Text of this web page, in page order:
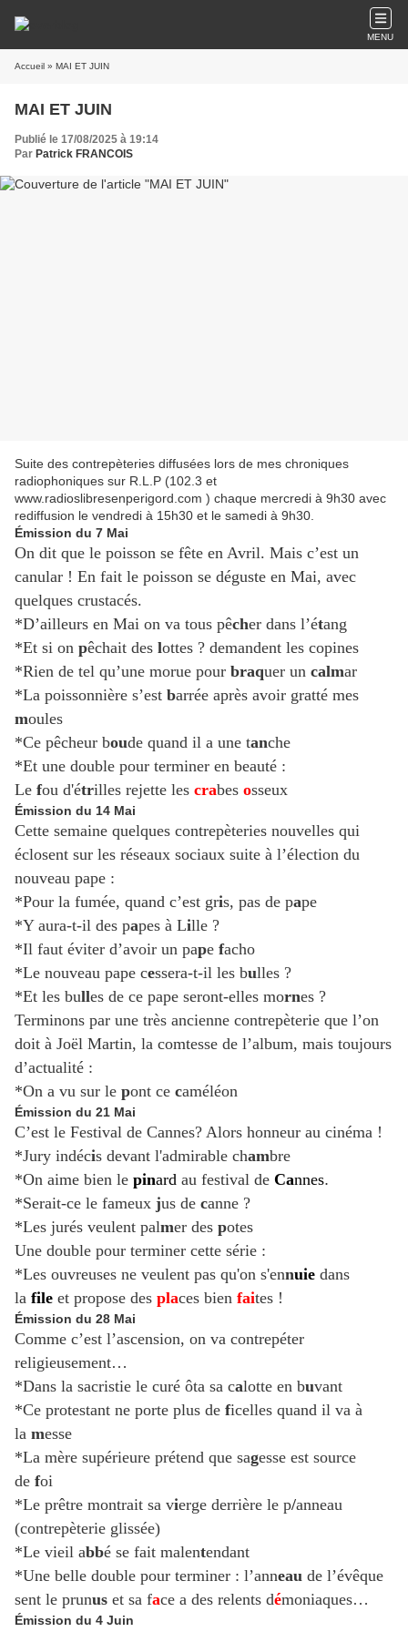
MENU
Accueil » MAI ET JUIN
MAI ET JUIN
Publié le 17/08/2025 à 19:14
Par Patrick FRANCOIS
Suite des contrepèteries diffusées lors de mes chroniques
radiophoniques sur R.L.P (102.3 et
www.radioslibresenperigord.com ) chaque mercredi à 9h30 avec
rediffusion le vendredi à 15h30 et le samedi à 9h30.
Émission du 7 Mai
On dit que le poisson se fête en Avril. Mais c’est un
canular ! En fait le poisson se déguste en Mai, avec
quelques crustacés.
*D’ailleurs en Mai on va tous pêcher dans l’étang
*Et si on pêchait des lottes ? demandent les copines
*Rien de tel qu’une morue pour braquer un calmar
*La poissonnière s’est barrée après avoir gratté mes
moules
*Ce pêcheur boude quand il a une tanche
*Et une double pour terminer en beauté :
Le fou d'étrilles rejette les crabes osseux
Émission du 14 Mai
Cette semaine quelques contrepèteries nouvelles qui
éclosent sur les réseaux sociaux suite à l’élection du
nouveau pape :
*Pour la fumée, quand c’est gris, pas de pape
*Y aura-t-il des papes à Lille ?
*Il faut éviter d’avoir un pape facho
*Le nouveau pape cessera-t-il les bulles ?
*Et les bulles de ce pape seront-elles mornes ?
Terminons par une très ancienne contrepèterie que l’on
doit à Joël Martin, la comtesse de l’album, mais toujours
d’actualité :
*On a vu sur le pont ce caméléon
Émission du 21 Mai
C’est le Festival de Cannes? Alors honneur au cinéma !
*Jury indécis devant l'admirable chambre
*On aime bien le pinard au festival de Cannes.
*Serait-ce le fameux jus de canne ?
*Les jurés veulent palmer des potes
Une double pour terminer cette série :
*Les ouvreuses ne veulent pas qu'on s'ennuie dans
la file et propose des places bien faites !
Émission du 28 Mai
Comme c’est l’ascension, on va contrepéter
religieusement…
*Dans la sacristie le curé ôta sa calotte en buvant
*Ce protestant ne porte plus de ficelles quand il va à
la messe
*La mère supérieure prétend que sagesse est source
de foi
*Le prêtre montrait sa vierge derrière le p/anneau
(contrepèterie glissée)
*Le vieil abbé se fait malentendant
*Une belle double pour terminer : l’anneau de l’évêque
sent le prunus et sa face a des relents démoniaques…
Émission du 4 Juin